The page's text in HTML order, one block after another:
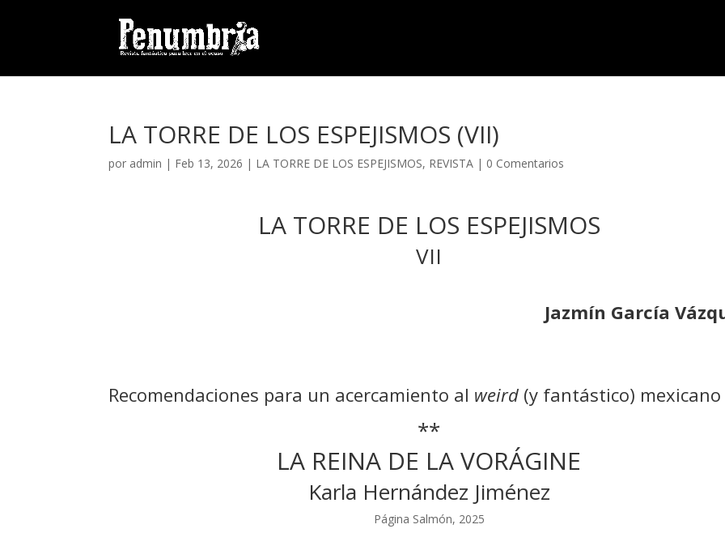
LA TORRE DE LOS ESPEJISMOS (VII)
por admin | Feb 13, 2026 | LA TORRE DE LOS ESPEJISMOS, REVISTA | 0 Comentarios
LA TORRE DE LOS ESPEJISMOS
VII
Jazmín García
Recomendaciones para un acercamiento al weird (y fantástico) mexicano
**
LA REINA DE LA VORÁGINE
Karla Hernández Jiménez
Página Salmón, 2025